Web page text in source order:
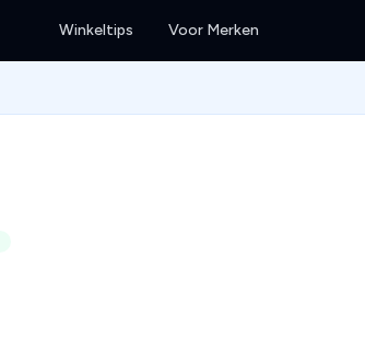
Winkeltips Voor Merken